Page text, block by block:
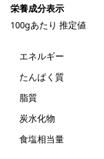
100gあたり 推定値
エネルギー
たんぱく質
脂質
炭水化物
食塩相当量